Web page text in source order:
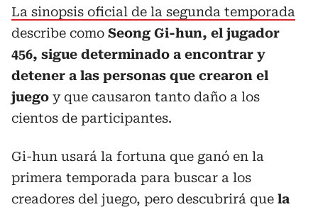
La sinopsis oficial de la segunda temporada
describe como Seong Gi-hun, el jugador
456, sigue determinado a encontrar y
detener a las personas que crearon el
juego y que causaron tanto daño a los
cientos de participantes.
Gi-hun usará la fortuna que ganó en la
primera temporada para buscar a los
creadores del juego, pero descubrirá que la